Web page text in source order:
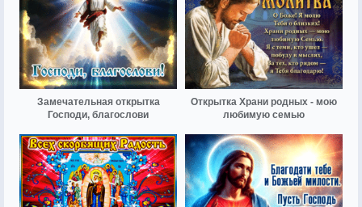
Замечательная открытка
Господи, благослови
Открытка Храни родных - мою
любимую семью